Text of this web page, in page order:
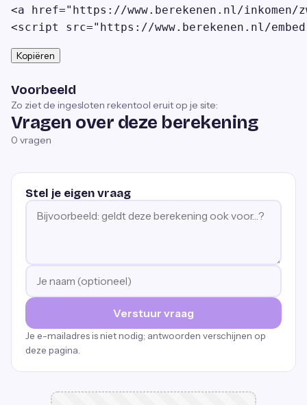
<a href="https://www.berekenen.nl/inkomen/
<script src="https://www.berekenen.nl/
Kopiëren
Voorbeeld
Zo ziet de ingesloten rekentool eruit op je site:
Vragen over deze berekening
0 vragen
Stel je eigen vraag
Verstuur vraag
Je e-mailadres is niet nodig; antwoorden verschijnen op
deze pagina.